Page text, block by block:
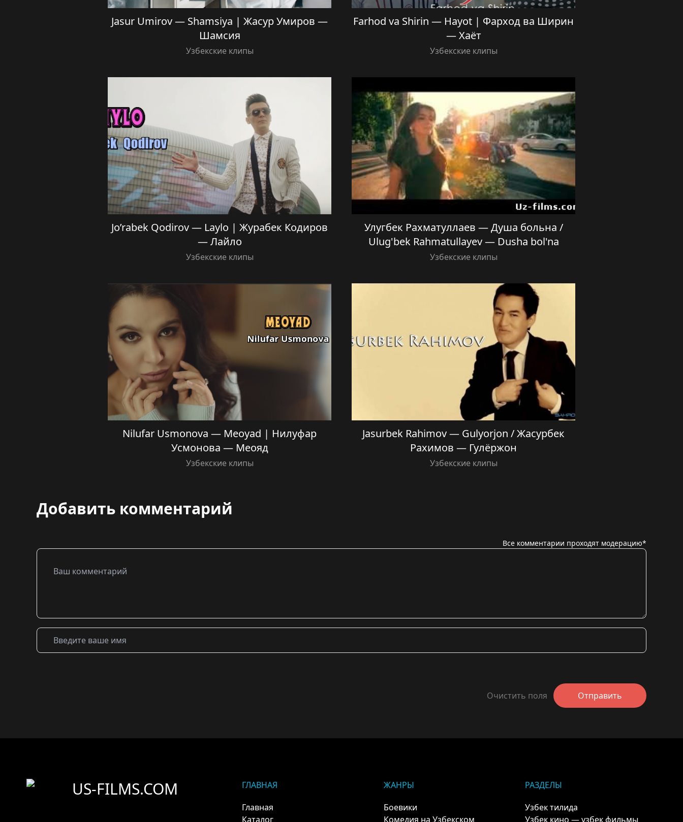
Jasur Umirov — Shamsiya | Жасур Умиров —
Шамсия
Узбекские клипы
Farhod va Shirin — Hayot | Фарход ва Ширин
— Хаёт
Узбекские клипы
Jo’rabek Qodirov — Laylo | Журабек Кодиров
— Лайло
Узбекские клипы
Улугбек Рахматуллаев — Душа больна /
Ulug'bek Rahmatullayev — Dusha bol'na
Узбекские клипы
Nilufar Usmonova — Meoyad | Нилуфар
Усмонова — Меояд
Узбекские клипы
Jasurbek Rahimov — Gulyorjon / Жасурбек
Рахимов — Гулёржон
Узбекские клипы
Добавить комментарий
Все комментарии проходят модерацию*
Очистить поля Отправить
US-FILMS.COM
ГЛАВНАЯ
Главная
Каталог
ЖАНРЫ
Боевики
Комедия на Узбекском
РАЗДЕЛЫ
Узбек тилида
Узбек кино — узбек фильмы